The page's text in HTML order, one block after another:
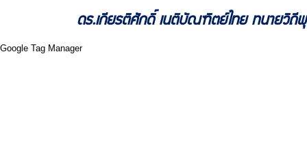
ดร.เกียรติศักดิ์ เนติบัณฑิตย์ไทย ทนายวิถีพุ
Google Tag Manager